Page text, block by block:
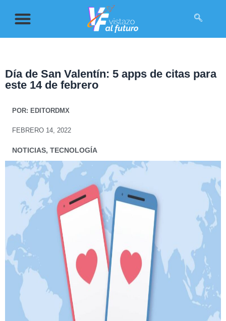
Día de San Valentín: 5 apps de citas para
este 14 de febrero
POR: EDITORDMX
FEBRERO 14, 2022
NOTICIAS, TECNOLOGÍA